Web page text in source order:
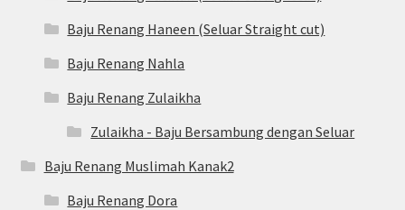
Baju Renang Haneen (Seluar Straight cut)
Baju Renang Nahla
Baju Renang Zulaikha
Zulaikha - Baju Bersambung dengan Seluar
Baju Renang Muslimah Kanak2
Baju Renang Dora